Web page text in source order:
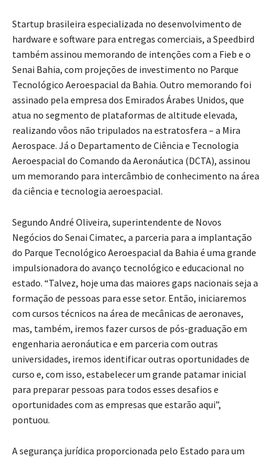
Startup brasileira especializada no desenvolvimento de
hardware e software para entregas comerciais, a Speedbird
também assinou memorando de intenções com a Fieb e o
Senai Bahia, com projeções de investimento no Parque
Tecnológico Aeroespacial da Bahia. Outro memorando foi
assinado pela empresa dos Emirados Árabes Unidos, que
atua no segmento de plataformas de altitude elevada,
realizando vôos não tripulados na estratosfera – a Mira
Aerospace. Já o Departamento de Ciência e Tecnologia
Aeroespacial do Comando da Aeronáutica (DCTA), assinou
um memorando para intercâmbio de conhecimento na área
da ciência e tecnologia aeroespacial.
Segundo André Oliveira, superintendente de Novos
Negócios do Senai Cimatec, a parceria para a implantação
do Parque Tecnológico Aeroespacial da Bahia é uma grande
impulsionadora do avanço tecnológico e educacional no
estado. “Talvez, hoje uma das maiores gaps nacionais seja a
formação de pessoas para esse setor. Então, iniciaremos
com cursos técnicos na área de mecânicas de aeronaves,
mas, também, iremos fazer cursos de pós-graduação em
engenharia aeronáutica e em parceria com outras
universidades, iremos identificar outras oportunidades de
curso e, com isso, estabelecer um grande patamar inicial
para preparar pessoas para todos esses desafios e
oportunidades com as empresas que estarão aqui”,
pontuou.
A segurança jurídica proporcionada pelo Estado para um